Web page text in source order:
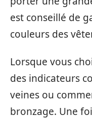
est conseillé de
couleurs des
Lorsque vous
des indicateurs
veines ou
bronzage. Une